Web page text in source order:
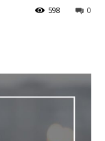
0
598